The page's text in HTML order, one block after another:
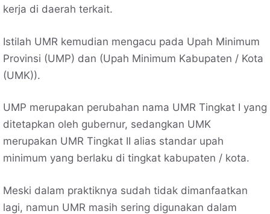
kerja di daerah terkait.
Istilah UMR kemudian mengacu pada Upah Minimum
Provinsi (UMP) dan (Upah Minimum Kabupaten / Kota
(UMK)).
UMP merupakan perubahan nama UMR Tingkat I yang
ditetapkan oleh gubernur, sedangkan UMK
merupakan UMR Tingkat II alias standar upah
minimum yang berlaku di tingkat kabupaten / kota.
Meski dalam praktiknya sudah tidak dimanfaatkan
lagi, namun UMR masih sering digunakan dalam